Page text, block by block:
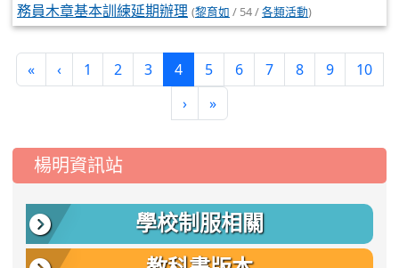
務員木章基本訓練延期辦理 (黎育如 / 54 /各類活動)
« ‹ 1 2 3 4(current)
5 6 7 8 9
10
›
»
::: 楊明資訊站
學校制服相關